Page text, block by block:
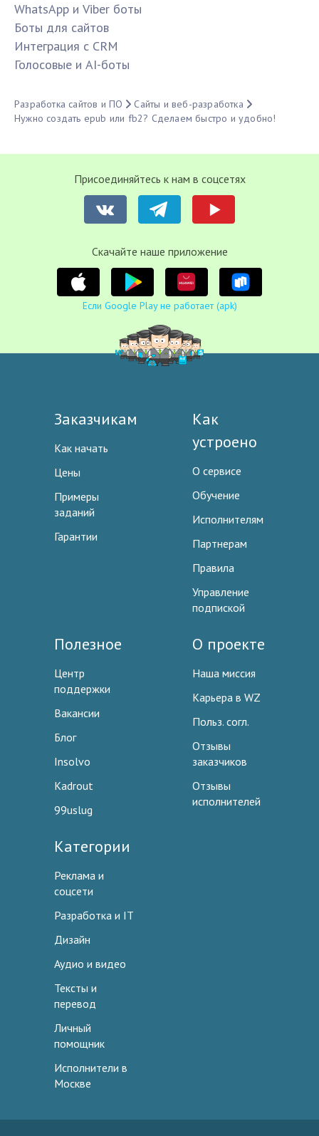
WhatsApp и Viber боты
Боты для сайтов
Интеграция с CRM
Голосовые и AI-боты
Разработка сайтов и ПО
Сайты и веб-разработка
Нужно создать epub или fb2? Сделаем быстро и удобно!
Присоединяйтесь к нам в соцсетях
Cкачайте наше приложение
Если Google Play не работает (apk)
Заказчикам
Как начать
Цены
Примеры
заданий
Гарантии
Как
устроено
О сервисе
Обучение
Исполнителям
Партнерам
Правила
Управление
подпиской
Полезное
Центр
поддержки
Вакансии
Блог
Insolvo
Kadrout
99uslug
О проекте
Наша миссия
Карьера в WZ
Польз. согл.
Отзывы
заказчиков
Отзывы
исполнителей
Категории
Реклама и
соцсети
Разработка и IT
Дизайн
Аудио и видео
Тексты и
перевод
Личный
помощник
Исполнители в
Москве